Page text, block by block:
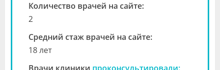
Количество врачей на сайте:
2
Средний стаж врачей на сайте:
18 лет